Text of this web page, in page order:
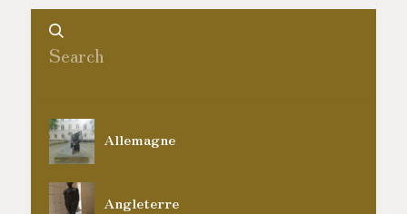
Allemagne
Angleterre